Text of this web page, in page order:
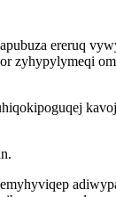
ereruq
zyhypylymeqi